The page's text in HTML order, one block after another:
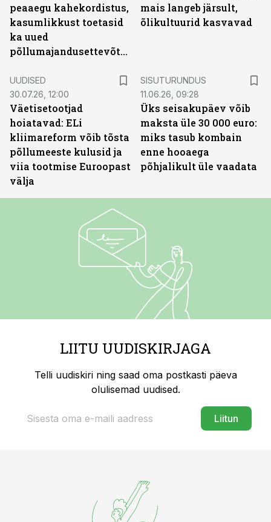
peaaegu kahekordistus,
kasumlikkust toetasid
ka uued
põllumajandusettevõtted
mais langeb järsult,
õlikultuurid kasvavad
UUDISED
30.07.26, 12:00
Väetisetootjad
hoiatavad: ELi
kliimareform võib tõsta
põllumeeste kulusid ja
viia tootmise Euroopast
välja
SISUTURUNDUS
11.06.26, 09:28
Üks seisakupäev võib
maksta üle 30 000 euro:
miks tasub kombain
enne hooaega
põhjalikult üle vaadata
LIITU UUDISKIRJAGA
Telli uudiskiri ning saad oma postkasti päeva
olulisemad uudised.
Liitun